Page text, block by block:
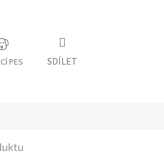
PES SDÍLET